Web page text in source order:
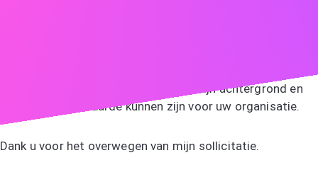
kijk ernaar uit om te bespreken hoe mijn achtergrond en
ervaringen van waarde kunnen zijn voor uw organisatie.
Dank u voor het overwegen van mijn sollicitatie.